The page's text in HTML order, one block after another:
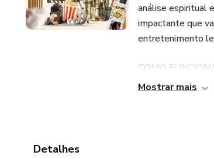
análise espiritual
impactante que
entretenimento
COMO
Mostrar mais
Detalhes